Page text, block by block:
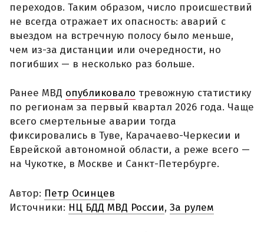
переходов. Таким образом, число происшествий
не всегда отражает их опасность: аварий с
выездом на встречную полосу было меньше,
чем из-за дистанции или очередности, но
погибших — в несколько раз больше.
Ранее МВД опубликовало тревожную статистику
по регионам за первый квартал 2026 года. Чаще
всего смертельные аварии тогда
фиксировались в Туве, Карачаево-Черкесии и
Еврейской автономной области, а реже всего —
на Чукотке, в Москве и Санкт-Петербурге.
Автор: Петр Осинцев
Источники: НЦ БДД МВД России, За рулем